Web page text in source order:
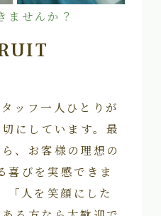
ませんか？
ッフ一人ひとりが
にしています。最
、お客様の理想の
喜びを実感できま
「人を笑顔にした